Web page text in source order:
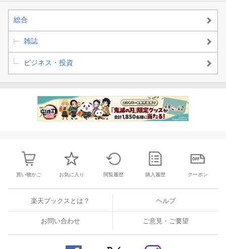
総合
雑誌
ビジネス・投資
買い物かご お気に入り 閲覧履歴 購入履歴 クーポン
楽天ブックスとは？ ヘルプ
お問い合わせ ご意見・ご要望